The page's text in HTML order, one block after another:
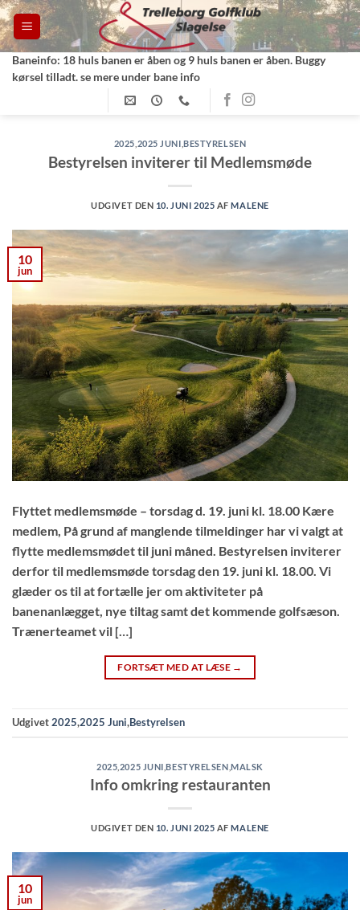
Fortsæt
til
indhold
Baneinfo: 18 huls banen er åben og 9 huls banen er åben. Buggy
kørsel tilladt. se mere under bane info
2025 2025 JUNI ,BESTYRELSEN
Bestyrelsen inviterer til Medlemsmøde
UDGIVET DEN 10. JUNI 2025 AFMALENE
10
jun
Flyttet medlemsmøde – torsdag d. 19. juni kl. 18.00 Kære
medlem, På grund af manglende tilmeldinger har vi valgt at
flytte medlemsmødet til juni måned. Bestyrelsen inviterer
derfor til medlemsmøde torsdag den 19. juni kl. 18.00. Vi
glæder os til at fortælle jer om aktiviteter på
banenanlægget, nye tiltag samt det kommende golfsæson.
Trænerteamet vil […]
FORTSÆT MED AT LÆSE →
Udgivet2025,2025 Juni,Bestyrelsen
2025 2025 JUNI ,BESTYRELSEN ,MALSK
Info omkring restauranten
UDGIVET DEN 10. JUNI 2025 AFMALENE
10
jun